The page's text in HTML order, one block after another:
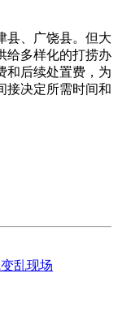
、广饶县。但大
给多样化的打捞办
和后续处置费，为
接决定所需时间和
乱现场